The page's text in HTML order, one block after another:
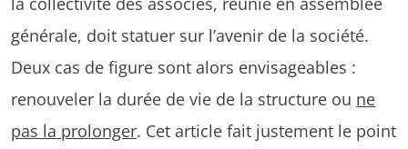
générale, doit statuer sur l’avenir de la société.
Deux cas de figure sont alors envisageables :
renouveler la durée de vie de la structure ou ne
pas la prolonger. Cet article fait justement le point